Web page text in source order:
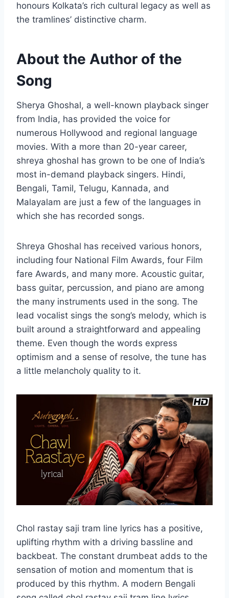
honours Kolkata’s rich cultural legacy as well as
the tramlines’ distinctive charm.
About the Author of the
Song
Sherya Ghoshal, a well-known playback singer
from India, has provided the voice for
numerous Hollywood and regional language
movies. With a more than 20-year career,
shreya ghoshal has grown to be one of India’s
most in-demand playback singers. Hindi,
Bengali, Tamil, Telugu, Kannada, and
Malayalam are just a few of the languages in
which she has recorded songs.
Shreya Ghoshal has received various honors,
including four National Film Awards, four Film
fare Awards, and many more. Acoustic guitar,
bass guitar, percussion, and piano are among
the many instruments used in the song. The
lead vocalist sings the song’s melody, which is
built around a straightforward and appealing
theme. Even though the words express
optimism and a sense of resolve, the tune has
a little melancholy quality to it.
Chol rastay saji tram line lyrics has a positive,
uplifting rhythm with a driving bassline and
backbeat. The constant drumbeat adds to the
sensation of motion and momentum that is
produced by this rhythm. A modern Bengali